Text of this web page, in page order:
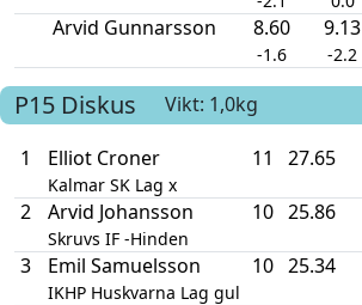
Arvid Gunnarsson 8.60
-1.6
9.13
-2.2
P15 Diskus Vikt: 1,0kg
1 Elliot Croner
Kalmar SK Lag x
11 27.65
2 Arvid Johansson
Skruvs IF -Hinden
10 25.86
3 Emil Samuelsson
IKHP Huskvarna Lag gul
10 25.34